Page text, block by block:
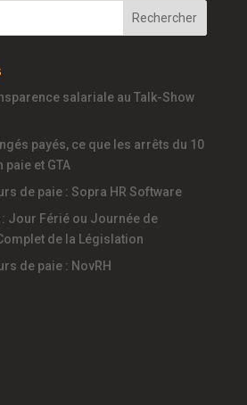
salariale au Talk-Show
payés, ce que les arrêts du 10
paie et GTA
de paie : Sopra HR Software
: Jour Férié ou Journée de
de la Législation
de paie : NovRH